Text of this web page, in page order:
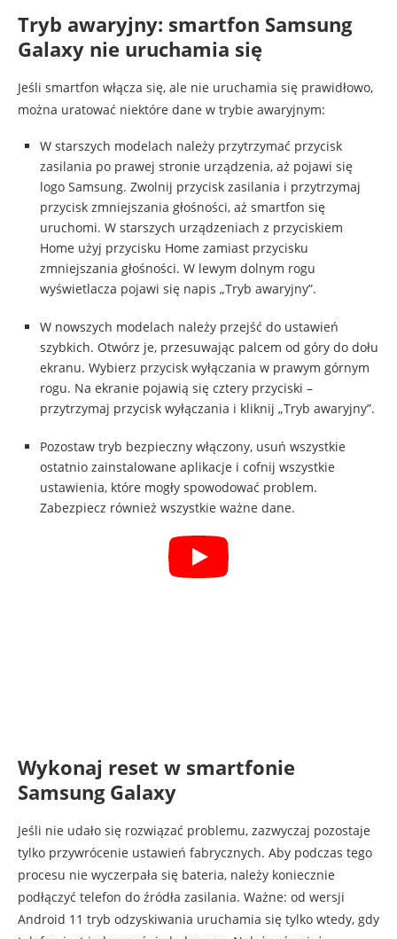
Tryb awaryjny: smartfon Samsung
Galaxy nie uruchamia się
Jeśli smartfon włącza się, ale nie uruchamia się prawidłowo,
można uratować niektóre dane w trybie awaryjnym:
W starszych modelach należy przytrzymać przycisk
zasilania po prawej stronie urządzenia, aż pojawi się
logo Samsung. Zwolnij przycisk zasilania i przytrzymaj
przycisk zmniejszania głośności, aż smartfon się
uruchomi. W starszych urządzeniach z przyciskiem
Home użyj przycisku Home zamiast przycisku
zmniejszania głośności. W lewym dolnym rogu
wyświetlacza pojawi się napis „Tryb awaryjny”.
W nowszych modelach należy przejść do ustawień
szybkich. Otwórz je, przesuwając palcem od góry do dołu
ekranu. Wybierz przycisk wyłączania w prawym górnym
rogu. Na ekranie pojawią się cztery przyciski –
przytrzymaj przycisk wyłączania i kliknij „Tryb awaryjny”.
Pozostaw tryb bezpieczny włączony, usuń wszystkie
ostatnio zainstalowane aplikacje i cofnij wszystkie
ustawienia, które mogły spowodować problem.
Zabezpiecz również wszystkie ważne dane.
Wykonaj reset w smartfonie
Samsung Galaxy
Jeśli nie udało się rozwiązać problemu, zazwyczaj pozostaje
tylko przywrócenie ustawień fabrycznych. Aby podczas tego
procesu nie wyczerpała się bateria, należy koniecznie
podłączyć telefon do źródła zasilania. Ważne: od wersji
Android 11 tryb odzyskiwania uruchamia się tylko wtedy, gdy